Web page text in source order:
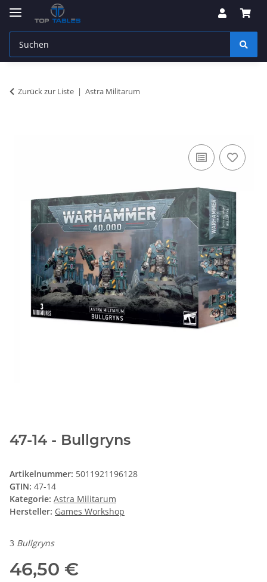
Zurück zur Liste Astra Militarum
47-14 - Bullgryns
Artikelnummer: 5011921196128
GTIN: 47-14
Kategorie: Astra Militarum
Hersteller: Games Workshop
3 Bullgryns
46,50 €